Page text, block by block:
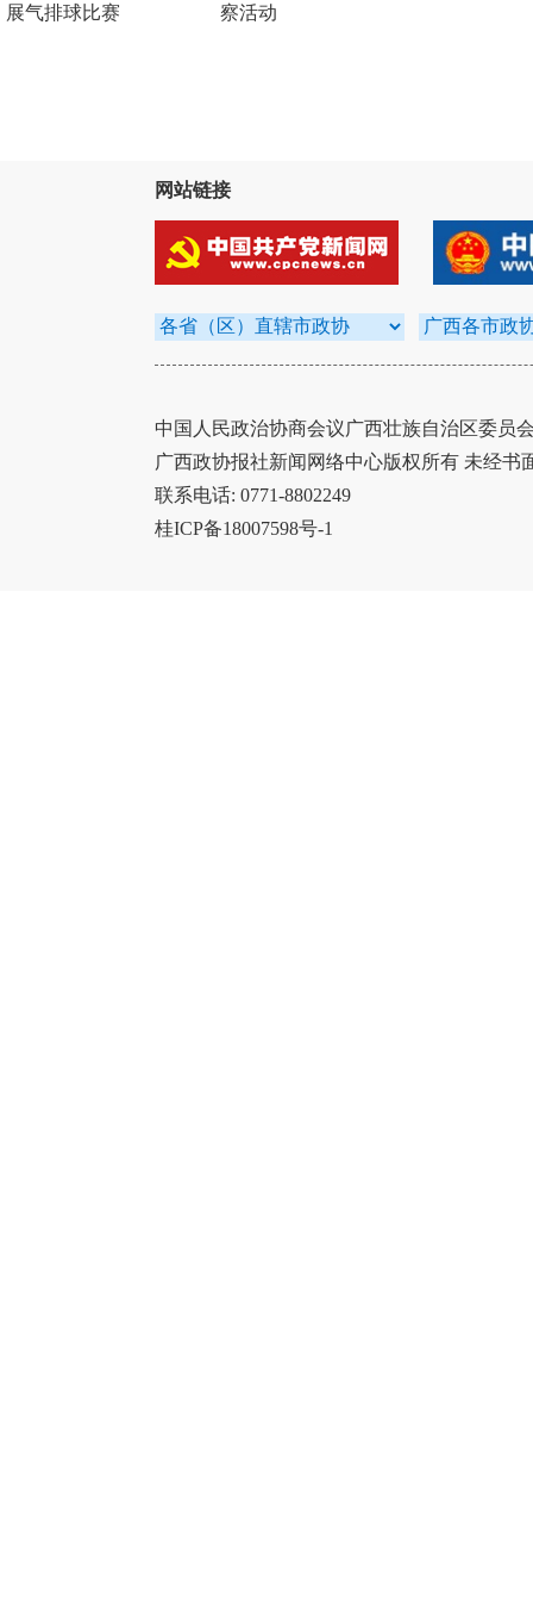
展气排球比赛
察活动
网站链接
中国人民政治协商会议广西壮族自治区委员
广西政协报社新闻网络中心版权所有 未经书
联系电话: 0771-8802249
桂ICP备18007598号-1